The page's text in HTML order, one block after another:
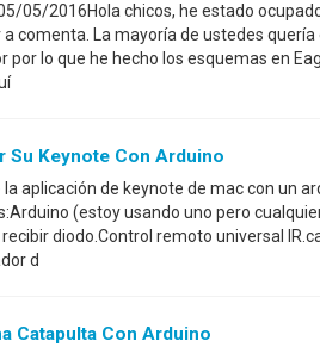
05/2016Hola chicos, he estado
comenta. La mayoría de ustedes
por lo que he hecho los esquemas en
Su Keynote Con Arduino
aplicación de keynote de mac con un
(estoy usando uno pero
diodo.Control remoto universal
d
Catapulta Con Arduino